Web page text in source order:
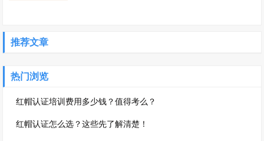
推荐文章
热门浏览
红帽认证培训费用多少钱？值得考么？
红帽认证怎么选？这些先了解清楚！